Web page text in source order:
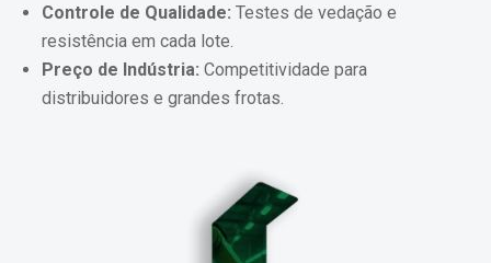
Controle de Qualidade: Testes de vedação e
resistência em cada lote.
Preço de Indústria: Competitividade para
distribuidores e grandes frotas.